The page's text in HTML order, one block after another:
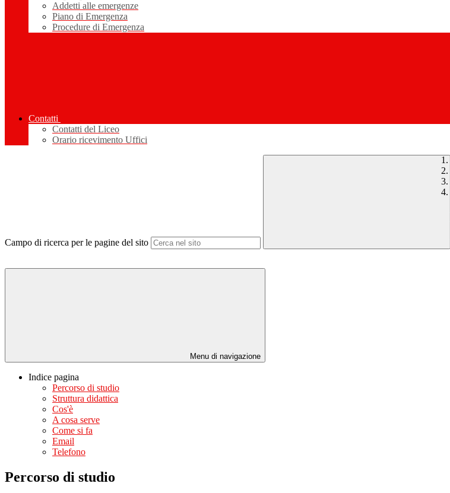
Addetti alle emergenze
Piano di Emergenza
Procedure di Emergenza
Contatti
Contatti del Liceo
Orario ricevimento Uffici
Campo di ricerca per le pagine del sito
Menu di navigazione
Indice pagina
Percorso di studio
Struttura didattica
Cos'è
A cosa serve
Come si fa
Email
Telefono
Percorso di studio